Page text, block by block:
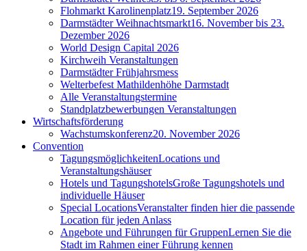
Flohmarkt Karolinenplatz19. September 2026
Darmstädter Weihnachtsmarkt16. November bis 23.
Dezember 2026
World Design Capital 2026
Kirchweih Veranstaltungen
Darmstädter Frühjahrsmess
Welterbefest Mathildenhöhe Darmstadt
Alle Veranstaltungstermine
Standplatzbewerbungen Veranstaltungen
Wirtschaftsförderung
Wachstumskonferenz20. November 2026
Convention
TagungsmöglichkeitenLocations und
Veranstaltungshäuser
Hotels und TagungshotelsGroße Tagungshotels und
individuelle Häuser
Special LocationsVeranstalter finden hier die passende
Location für jeden Anlass
Angebote und Führungen für GruppenLernen Sie die
Stadt im Rahmen einer Führung kennen